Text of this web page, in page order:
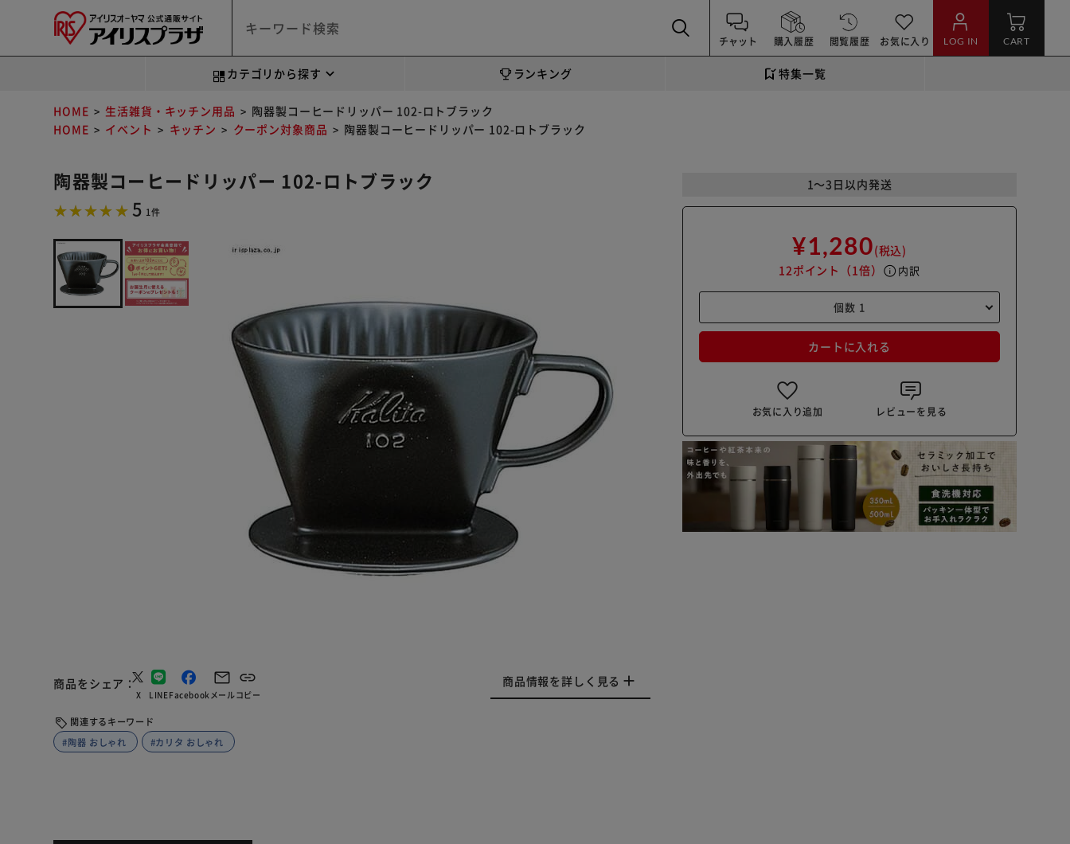
チャット 購入履歴 閲覧履歴 お気に入り LOG IN CART
カテゴリから探す ランキング 特集一覧
HOME 生活雑貨・キッチン用品
陶器製コーヒードリッパー 102-ロトブラック
HOME
イベント キッチン クーポン対象商品 陶器製コーヒードリッパー 102-ロトブラック
陶器製コーヒードリッパー 102-ロトブラック
5 1件
商品をシェア
X LINEFacebook メールコピー
商品情報を詳しく見る
関連するキーワード
#陶器 おしゃれ
#カリタ おしゃれ
1～3日以内発送
¥1,280(税込)
12ポイント （1倍） info 内訳
カートに入れる
お気に入り追加 レビューを見る